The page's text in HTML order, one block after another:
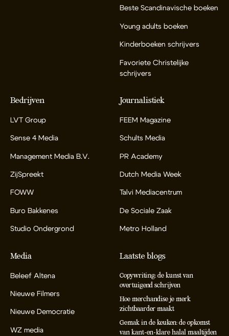
Beste Scandinavische boeken
Young adults boeken
Kinderboeken schrijvers
Favoriete Christelijke
schrijvers
Bedrijven
LVT Group
Sense 4 Media
Management Media B.V.
ZijSpreekt
FOWW
Buro Bakkenes
Studio Ondergrond
Journalistiek
FEEM Magazine
Schults Media
PR Academy
Dutch Media Week
Talvi Mediacentrum
De Sociale Zaak
Metro Holland
Media
Beleef Altena
Nieuwe Filmers
Nieuwe Democratie
WZ media
Laatste blogs
Copywriting: de kunst van
overtuigend schrijven
Hoe merchandise je merk
zichtbaarder maakt
Gemak in de keuken: de opkomst
van kant-en-klare halal maaltijden